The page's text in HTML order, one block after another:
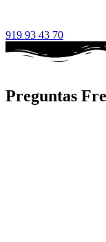
919 93 43 70
Preguntas